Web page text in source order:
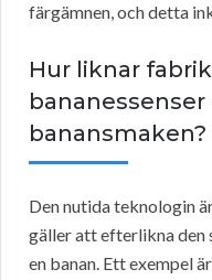
färgämnen, och detta
Hur liknar
banansmaken?
Den nutida teknologin
gäller att efterlikna den
en banan. Ett exempel